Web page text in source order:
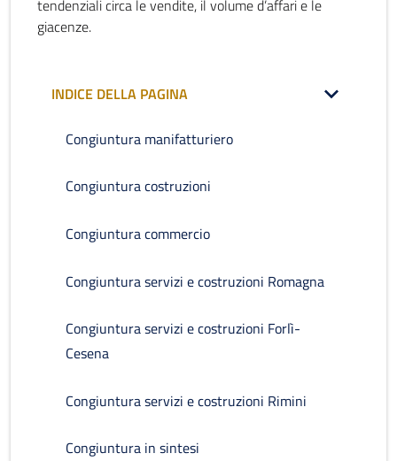
tendenziali circa le vendite, il volume d’affari e le
giacenze.
INDICE DELLA PAGINA
Congiuntura manifatturiero
Congiuntura costruzioni
Congiuntura commercio
Congiuntura servizi e costruzioni Romagna
Congiuntura servizi e costruzioni Forlì-
Cesena
Congiuntura servizi e costruzioni Rimini
Congiuntura in sintesi